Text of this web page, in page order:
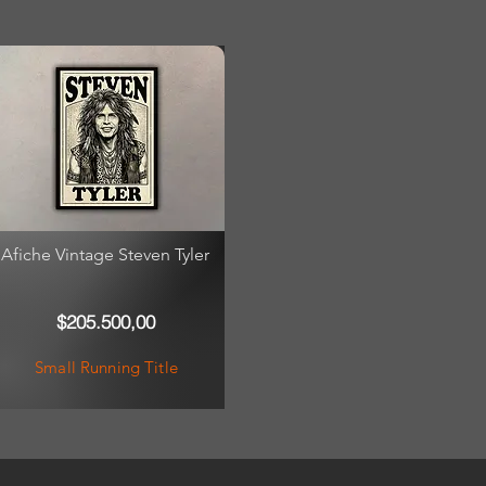
Afiche Vintage Steven Tyler
$205.500,00
Small Running Title